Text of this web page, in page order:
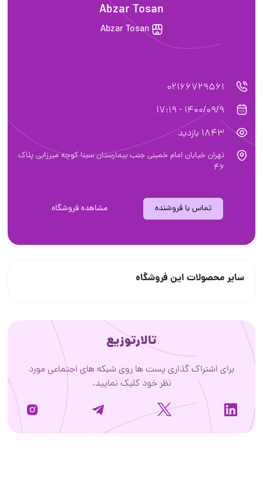
Abzar Tosan
Abzar Tosan
02166729561
1400/09/9 - 17:19
1843 بازدید
تهران خیابان امام خمینی جنب بیمارستان سینا کوچه میرزایی پلاک
46
تماس با فروشنده مشاهده فروشگاه
سایر محصولات این فروشگاه
تالارتوزیع
برای اشتراک گذاری پست ها روی شبکه های اجتماعی مورد
نظر خود کلیک نمایید.